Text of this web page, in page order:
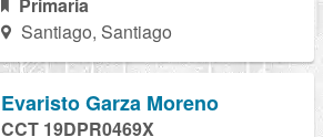
Primaria
Santiago, Santiago
Evaristo Garza Moreno
CCT 19DPR0469X